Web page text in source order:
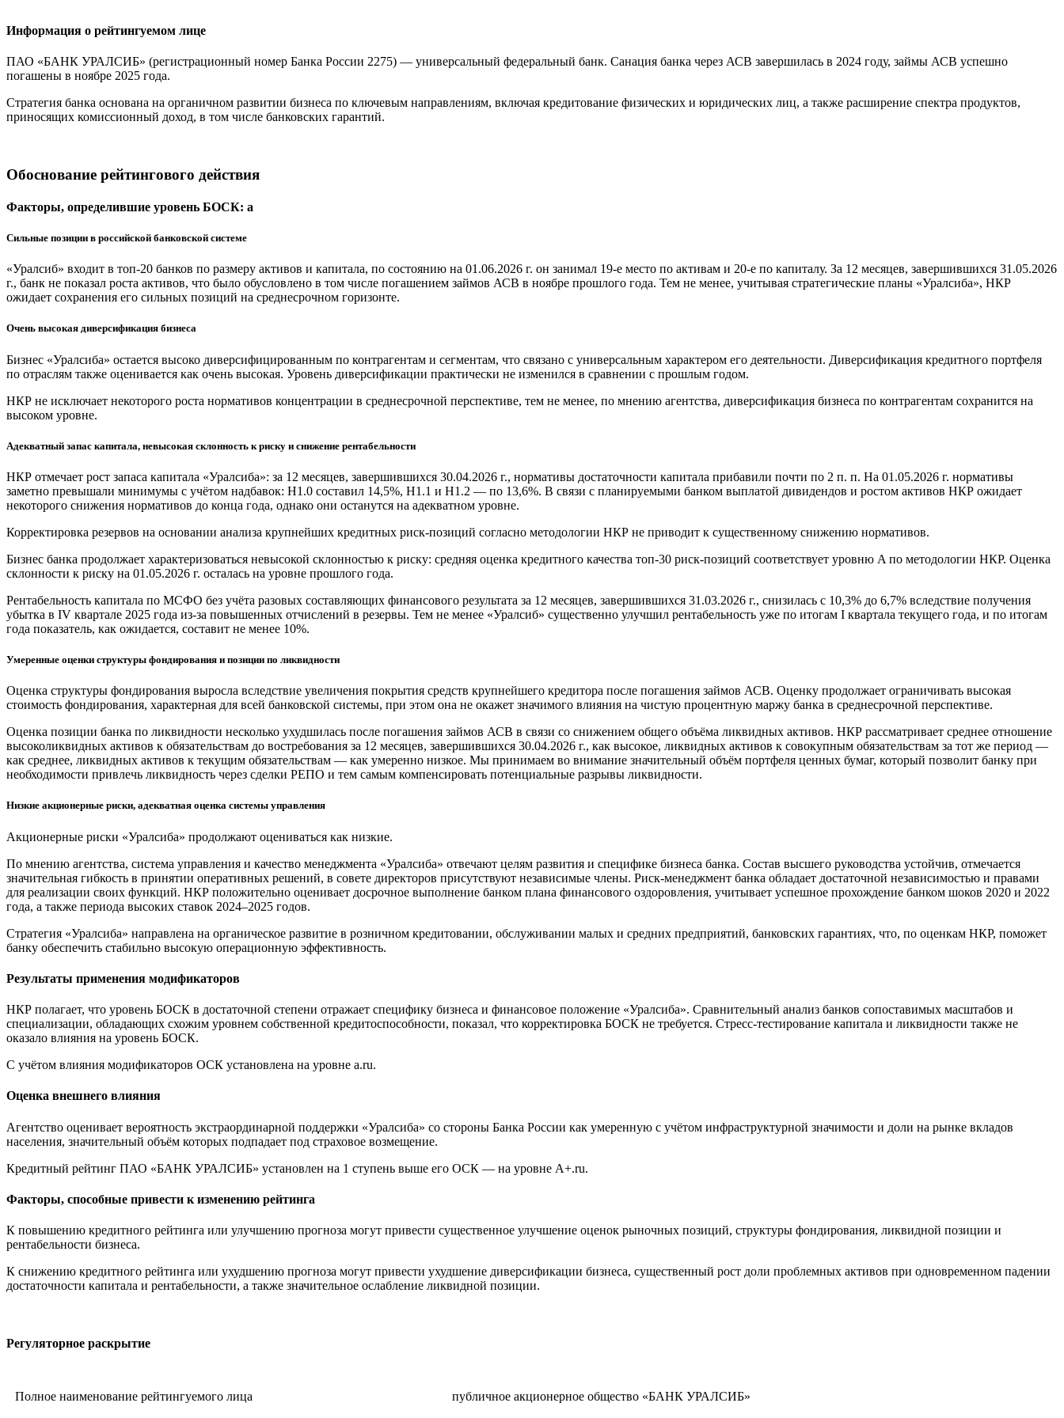
Информация о рейтингуемом лице
ПАО «БАНК УРАЛСИБ» (регистрационный номер Банка России 2275) — универсальный федеральный банк. Санация банка через АСВ завершилась в 2024 году, займы АСВ успешно
погашены в ноябре 2025 года.
Стратегия банка основана на органичном развитии бизнеса по ключевым направлениям, включая кредитование физических и юридических лиц, а также расширение спектра продуктов,
приносящих комиссионный доход, в том числе банковских гарантий.
Обоснование рейтингового действия
Факторы, определившие уровень БОСК: a
Сильные позиции в российской банковской системе
«Уралсиб» входит в топ-20 банков по размеру активов и капитала, по состоянию на 01.06.2026 г. он занимал 19-е место по активам и 20-е по капиталу. За 12 месяцев, завершившихся 31.05.2026
г., банк не показал роста активов, что было обусловлено в том числе погашением займов АСВ в ноябре прошлого года. Тем не менее, учитывая стратегические планы «Уралсиба», НКР
ожидает сохранения его сильных позиций на среднесрочном горизонте.
Очень высокая диверсификация бизнеса
Бизнес «Уралсиба» остается высоко диверсифицированным по контрагентам и сегментам, что связано с универсальным характером его деятельности. Диверсификация кредитного портфеля
по отраслям также оценивается как очень высокая. Уровень диверсификации практически не изменился в сравнении с прошлым годом.
НКР не исключает некоторого роста нормативов концентрации в среднесрочной перспективе, тем не менее, по мнению агентства, диверсификация бизнеса по контрагентам сохранится на
высоком уровне.
Адекватный запас капитала, невысокая склонность к риску и снижение рентабельности
НКР отмечает рост запаса капитала «Уралсиба»: за 12 месяцев, завершившихся 30.04.2026 г., нормативы достаточности капитала прибавили почти по 2 п. п. На 01.05.2026 г. нормативы
заметно превышали минимумы с учётом надбавок: Н1.0 составил 14,5%, Н1.1 и Н1.2 — по 13,6%. В связи с планируемыми банком выплатой дивидендов и ростом активов НКР ожидает
некоторого снижения нормативов до конца года, однако они останутся на адекватном уровне.
Корректировка резервов на основании анализа крупнейших кредитных риск-позиций согласно методологии НКР не приводит к существенному снижению нормативов.
Бизнес банка продолжает характеризоваться невысокой склонностью к риску: средняя оценка кредитного качества топ-30 риск-позиций соответствует уровню A по методологии НКР. Оценка
склонности к риску на 01.05.2026 г. осталась на уровне прошлого года.
Рентабельность капитала по МСФО без учёта разовых составляющих финансового результата за 12 месяцев, завершившихся 31.03.2026 г., снизилась с 10,3% до 6,7% вследствие получения
убытка в IV квартале 2025 года из-за повышенных отчислений в резервы. Тем не менее «Уралсиб» существенно улучшил рентабельность уже по итогам I квартала текущего года, и по итогам
года показатель, как ожидается, составит не менее 10%.
Умеренные оценки структуры фондирования и позиции по ликвидности
Оценка структуры фондирования выросла вследствие увеличения покрытия средств крупнейшего кредитора после погашения займов АСВ. Оценку продолжает ограничивать высокая
стоимость фондирования, характерная для всей банковской системы, при этом она не окажет значимого влияния на чистую процентную маржу банка в среднесрочной перспективе.
Оценка позиции банка по ликвидности несколько ухудшилась после погашения займов АСВ в связи со снижением общего объёма ликвидных активов. НКР рассматривает среднее отношение
высоколиквидных активов к обязательствам до востребования за 12 месяцев, завершившихся 30.04.2026 г., как высокое, ликвидных активов к совокупным обязательствам за тот же период —
как среднее, ликвидных активов к текущим обязательствам — как умеренно низкое. Мы принимаем во внимание значительный объём портфеля ценных бумаг, который позволит банку при
необходимости привлечь ликвидность через сделки РЕПО и тем самым компенсировать потенциальные разрывы ликвидности.
Низкие акционерные риски, адекватная оценка системы управления
Акционерные риски «Уралсиба» продолжают оцениваться как низкие.
По мнению агентства, система управления и качество менеджмента «Уралсиба» отвечают целям развития и специфике бизнеса банка. Состав высшего руководства устойчив, отмечается
значительная гибкость в принятии оперативных решений, в совете директоров присутствуют независимые члены. Риск-менеджмент банка обладает достаточной независимостью и правами
для реализации своих функций. НКР положительно оценивает досрочное выполнение банком плана финансового оздоровления, учитывает успешное прохождение банком шоков 2020 и 2022
года, а также периода высоких ставок 2024–2025 годов.
Стратегия «Уралсиба» направлена на органическое развитие в розничном кредитовании, обслуживании малых и средних предприятий, банковских гарантиях, что, по оценкам НКР, поможет
банку обеспечить стабильно высокую операционную эффективность.
Результаты применения модификаторов
НКР полагает, что уровень БОСК в достаточной степени отражает специфику бизнеса и финансовое положение «Уралсиба». Сравнительный анализ банков сопоставимых масштабов и
специализации, обладающих схожим уровнем собственной кредитоспособности, показал, что корректировка БОСК не требуется. Стресс-тестирование капитала и ликвидности также не
оказало влияния на уровень БОСК.
С учётом влияния модификаторов ОСК установлена на уровне a.ru.
Оценка внешнего влияния
Агентство оценивает вероятность экстраординарной поддержки «Уралсиба» со стороны Банка России как умеренную с учётом инфраструктурной значимости и доли на рынке вкладов
населения, значительный объём которых подпадает под страховое возмещение.
Кредитный рейтинг ПАО «БАНК УРАЛСИБ» установлен на 1 ступень выше его ОСК — на уровне A+.ru.
Факторы, способные привести к изменению рейтинга
К повышению кредитного рейтинга или улучшению прогноза могут привести существенное улучшение оценок рыночных позиций, структуры фондирования, ликвидной позиции и
рентабельности бизнеса.
К снижению кредитного рейтинга или ухудшению прогноза могут привести ухудшение диверсификации бизнеса, существенный рост доли проблемных активов при одновременном падении
достаточности капитала и рентабельности, а также значительное ослабление ликвидной позиции.
Регуляторное раскрытие
Полное наименование рейтингуемого лица публичное акционерное общество «БАНК УРАЛСИБ»